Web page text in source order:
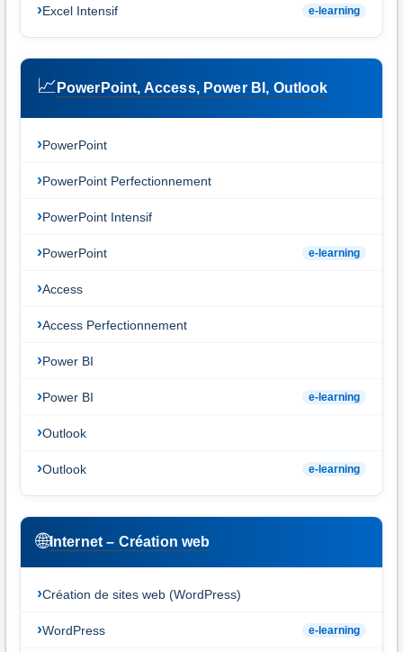
Excel Intensif e-learning
📈 PowerPoint, Access, Power BI, Outlook
PowerPoint
PowerPoint Perfectionnement
PowerPoint Intensif
PowerPoint e-learning
Access
Access Perfectionnement
Power BI
Power BI e-learning
Outlook
Outlook e-learning
🌐Internet – Création web
Création de sites web (WordPress)
WordPress e-learning